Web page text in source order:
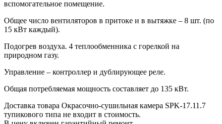
вспомогательное помещение.
Общее число вентиляторов в притоке и в вытяжке – 8 шт. (по
15 кВт каждый).
Подогрев воздуха. 4 теплообменника с горелкой на
природном газу.
Управление – контроллер и дублирующее реле.
Общая потребляемая мощность составляет до 135 кВт.
Доставка товара Окрасочно-сушильная камера SPK-17.11.7
тупикового типа не входит в стоимость.